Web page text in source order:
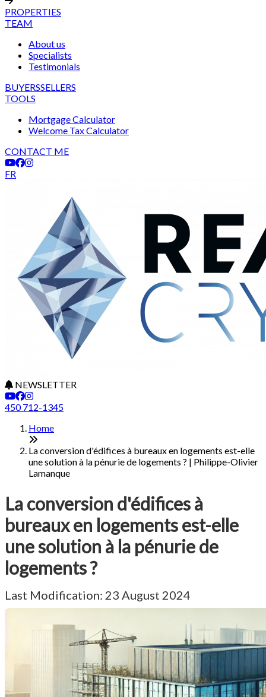
PROPERTIES
TEAM
About us
Specialists
Testimonials
BUYERSSELLERS
TOOLS
Mortgage Calculator
Welcome Tax Calculator
CONTACT ME
FR
NEWSLETTER
450 712-1345
Home
La conversion d'édifices à bureaux en logements est-elle
une solution à la pénurie de logements ? | Philippe-Olivier
Lamanque
La conversion d'édifices à
bureaux en logements est-elle
une solution à la pénurie de
logements ?
Last Modification: 23 August 2024